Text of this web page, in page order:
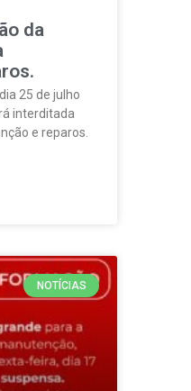
da
25 de julho
interditada
e reparos.
NOTÍCIAS